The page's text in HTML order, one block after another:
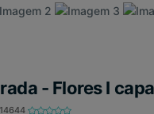
- Flores I